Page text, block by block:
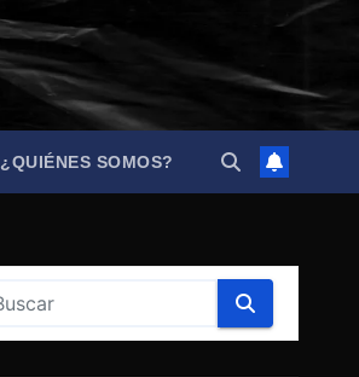
¿QUIÉNES SOMOS?